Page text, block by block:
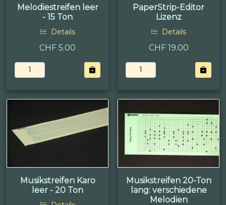
Melodiestreifen leer
- 15 Ton
Details
CHF 5.00
PaperStrip-Editor
Lizenz
Details
CHF 19.00
Musikstreifen Karo
leer - 20 Ton
Musikstreifen 20-Ton
lang: verschiedene
Melodien